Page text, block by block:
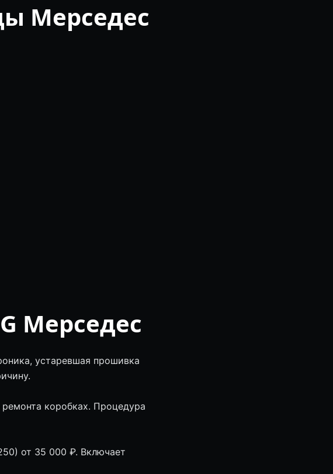
Мерседес
Мерседес
устаревшая прошивка
коробках. Процедура
от 35 000 ₽. Включает